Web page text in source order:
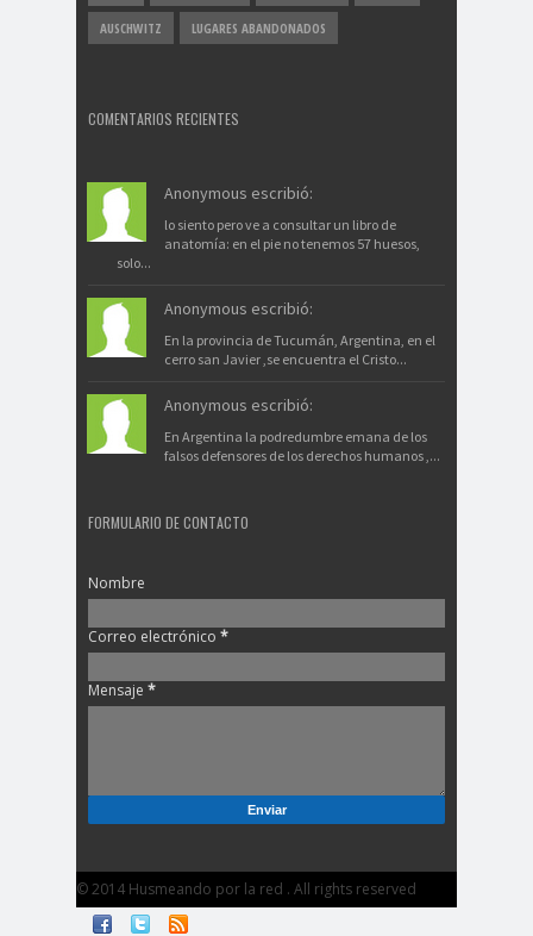
AUSCHWITZ LUGARES ABANDONADOS
COMENTARIOS RECIENTES
Anonymous escribió:
lo siento pero ve a consultar un libro de
anatomía: en el pie no tenemos 57 huesos,
solo...
Anonymous escribió:
En la provincia de Tucumán, Argentina, en el
cerro san Javier ,se encuentra el Cristo...
Anonymous escribió:
En Argentina la podredumbre emana de los
falsos defensores de los derechos humanos ,...
FORMULARIO DE CONTACTO
Nombre
Correo electrónico *
Mensaje *
© 2014 Husmeando por la red . All rights reserved